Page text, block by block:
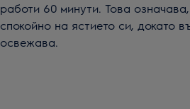
работи 60 минути. Това
спокойно на ястието си, докато
освежава.